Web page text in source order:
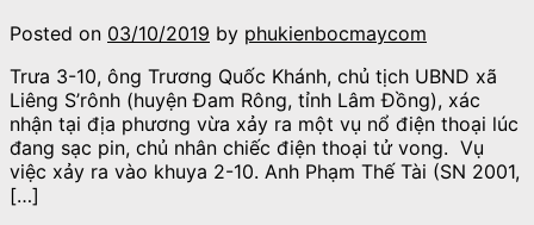
Posted on 03/10/2019 by phukienbocmaycom
Trưa 3-10, ông Trương Quốc Khánh, chủ tịch UBND xã
Liêng S’rônh (huyện Đam Rông, tỉnh Lâm Đồng), xác
nhận tại địa phương vừa xảy ra một vụ nổ điện thoại lúc
đang sạc pin, chủ nhân chiếc điện thoại tử vong. Vụ
việc xảy ra vào khuya 2-10. Anh Phạm Thế Tài (SN 2001,
[…]